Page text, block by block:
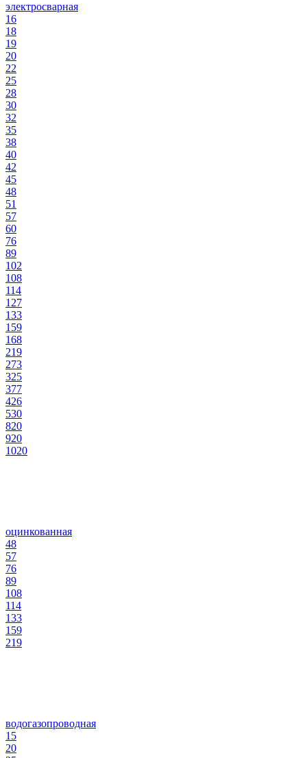
электросварная
16
18
19
20
22
25
28
30
32
35
38
40
42
45
48
51
57
60
76
89
102
108
114
127
133
159
168
219
273
325
377
426
530
820
920
1020
оцинкованная
48
57
76
89
108
114
133
159
219
водогазопроводная
15
20